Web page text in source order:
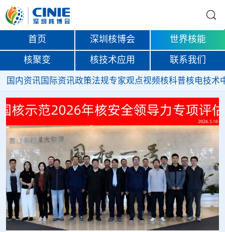
首页 深圳核博会 世界核能
核聚变 核技术应用 联系我们
国内资讯 国际资讯政策法规专家观点视频核科普核电技术